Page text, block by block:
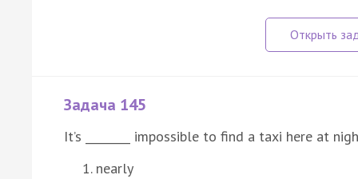
Задача 145
It’s ________ impossible to find a taxi here at
nearly